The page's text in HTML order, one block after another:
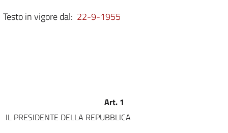
art. 6
art. 12
Testo in vigore dal: 22-9-1955
Art. 1
IL PRESIDENTE DELLA REPUBBLICA